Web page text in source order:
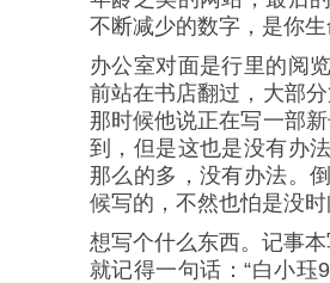
不断减少的数字，是你
办公室对面是行里的阅
前站在书店翻过，大部
那时候他说正在写一部
到，但是这也是没有办
那么的多，没有办法。
候写的，不然也怕是没时
想写个什么东西。记事
就记得一句话：“白小